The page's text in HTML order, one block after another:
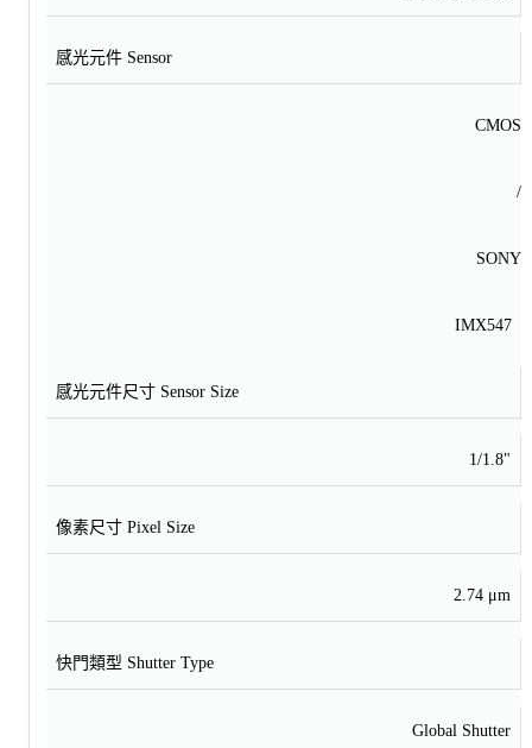
感光元件 Sensor
CMOS
/
SONY
IMX547
感光元件尺寸 Sensor Size
1/1.8"
像素尺寸 Pixel Size
2.74 μm
快門類型 Shutter Type
Global Shutter